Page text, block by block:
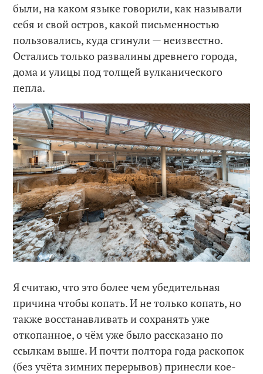
были, на каком языке говорили, как называли
себя и свой остров, какой письменностью
пользовались, куда сгинули — неизвестно.
Остались только развалины древнего города,
дома и улицы под толщей вулканического
пепла.
Я считаю, что это более чем убедительная
причина чтобы копать. И не только копать, но
также восстанавливать и сохранять уже
откопанное, о чём уже было рассказано по
ссылкам выше. И почти полтора года раскопок
(без учёта зимних перерывов) принесли кое-